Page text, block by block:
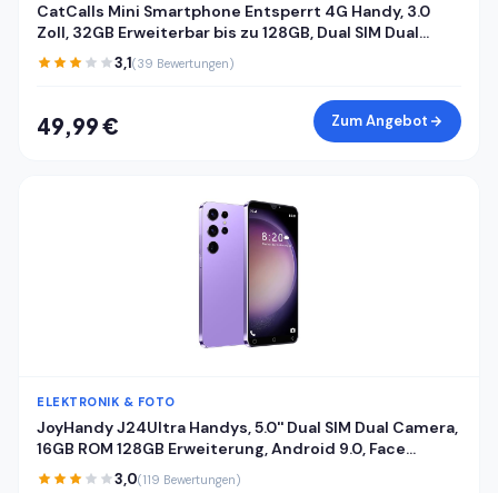
CatCalls Mini Smartphone Entsperrt 4G Handy, 3.0
Zoll, 32GB Erweiterbar bis zu 128GB, Dual SIM Dual
Kamera, Android 10.0, Unterstützung WiFi Bluetooth
Backup Telefon (S25mini-Gold)
3,1(39 Bewertungen)
49,99 € Zum Angebot
ELEKTRONIK & FOTO
JoyHandy J24Ultra Handys, 5.0'' Dual SIM Dual Camera,
16GB ROM 128GB Erweiterung, Android 9.0, Face
ID/WiFi/GPS 3G Handys (Purple)
3,0(119 Bewertungen)